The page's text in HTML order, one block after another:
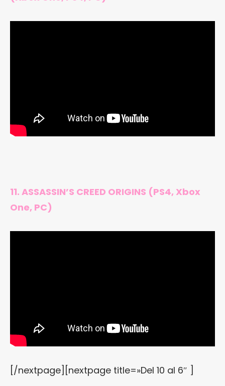
11. ASSASSIN’S CREED ORIGINS (PS4, Xbox
One, PC)
[/nextpage][nextpage title=»Del 10 al 6″ ]